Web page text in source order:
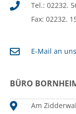
Tel.: 02232.
Fax: 02232.
E-Mail an
BÜRO
Am